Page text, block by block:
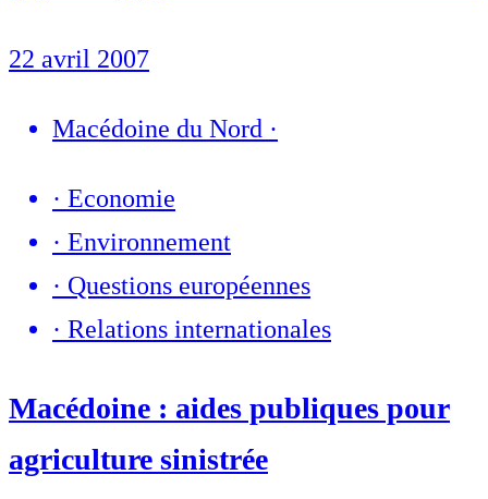
22 avril 2007
Macédoine du Nord ·
· Economie
· Environnement
· Questions européennes
· Relations internationales
Macédoine : aides publiques pour
agriculture sinistrée